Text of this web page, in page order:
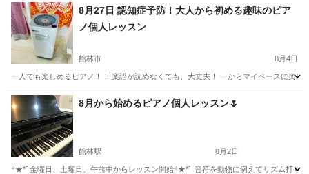
群馬 館林市 ピアノ レッスン
8月27日 認知症予防！大人から初める趣味のピア
ノ個人レッスン
館林市 8月4日
一人でも楽しめるピアノ！！ 楽譜が読めなくても、大丈夫！ 一からマイペースに楽
群馬 館林市 その他 オカリナ
8月から始めるピアノ個人レッスン🌷
館林駅 8月2日
꙳★*ﾟ金曜日、土曜日、午前中からレッスン開始꙳★*ﾟ 音符を動物に例えてリズム打ち